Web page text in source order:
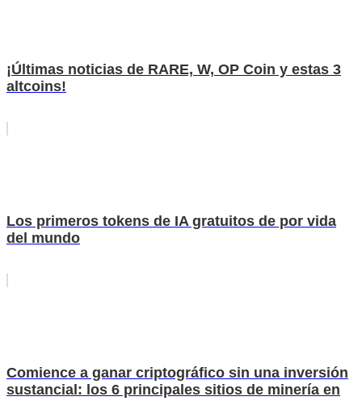
¡Últimas noticias de RARE, W, OP Coin y estas 3
altcoins!
Los primeros tokens de IA gratuitos de por vida
del mundo
Comience a ganar criptográfico sin una inversión
sustancial: los 6 principales sitios de minería en